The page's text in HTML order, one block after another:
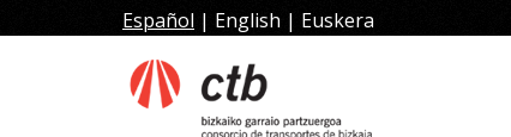
al
Español | English | Euskera